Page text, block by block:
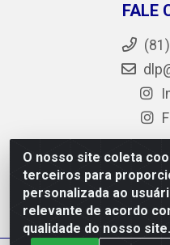
O nosso site coleta
terceiros para
personalizada ao
relevante de acordo
qualidade do nosso site.
FALE
DLP - AV. Engenheiro
PE - CEP 50.640-525